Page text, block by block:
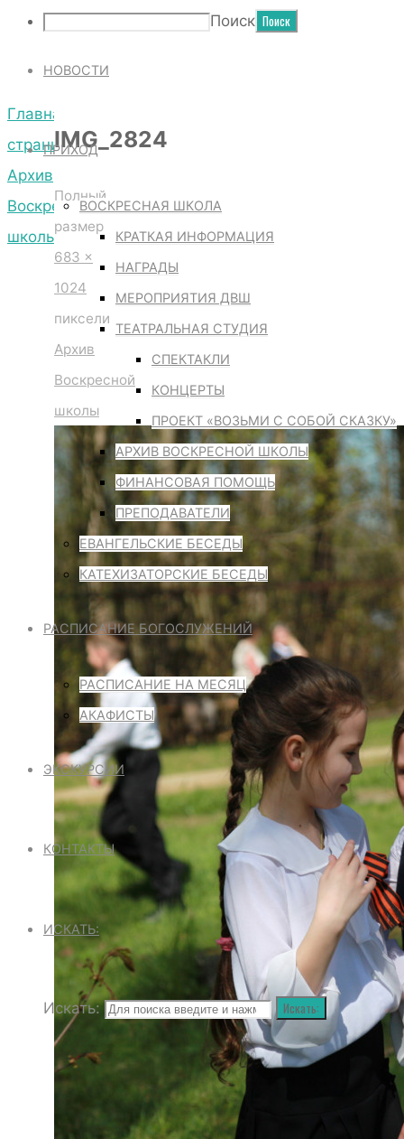
НОВОСТИ
ПРИХОД
ВОСКРЕСНАЯ ШКОЛА
КРАТКАЯ ИНФОРМАЦИЯ
НАГРАДЫ
МЕРОПРИЯТИЯ ДВШ
ТЕАТРАЛЬНАЯ СТУДИЯ
СПЕКТАКЛИ
КОНЦЕРТЫ
ПРОЕКТ «ВОЗЬМИ С СОБОЙ СКАЗКУ»
АРХИВ ВОСКРЕСНОЙ ШКОЛЫ
ФИНАНСОВАЯ ПОМОЩЬ
ПРЕПОДАВАТЕЛИ
ЕВАНГЕЛЬСКИЕ БЕСЕДЫ
КАТЕХИЗАТОРСКИЕ БЕСЕДЫ
РАСПИСАНИЕ БОГОСЛУЖЕНИЙ
РАСПИСАНИЕ НА МЕСЯЦ
АКАФИСТЫ
ЭКСКУРСИИ
КОНТАКТЫ
ИСКАТЬ:
Искать: Искать:
IMG_2824
Главная
страница
Архив
Воскресной
школы
IMG_2824
IMG_2824
Полный
размер
683 ×
1024
пиксели
Архив
Воскресной
школы
Поиск